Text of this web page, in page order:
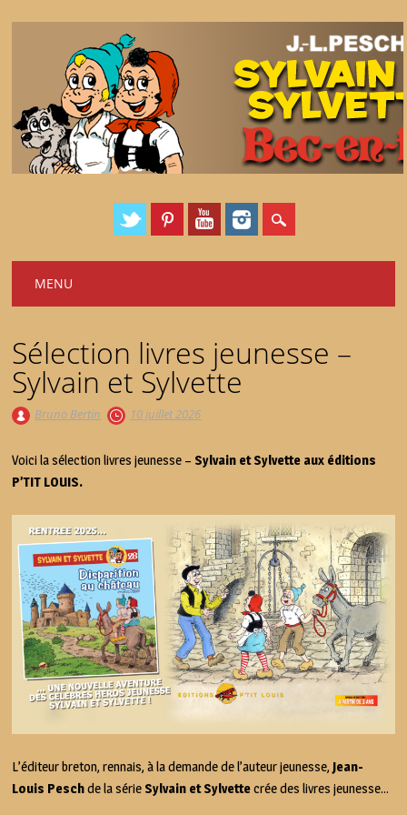
Main menu
MENU
Sélection livres jeunesse –
Sylvain et Sylvette
Bruno Bertin 10 juillet 2026
Voici la sélection livres jeunesse – Sylvain et Sylvette aux éditions
P’TIT LOUIS.
L’éditeur breton, rennais, à la demande de l’auteur jeunesse,Jean-
Louis Peschde la série Sylvain et Sylvettecrée des livres jeunesse…